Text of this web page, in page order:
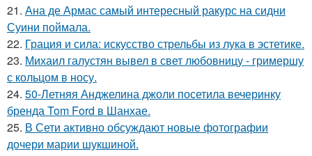
21. Ана де Армас самый интересный ракурс на сидни
Суини поймала.
22. Грация и сила: искусство стрельбы из лука в эстетике.
23. Михаил галустян вывел в свет любовницу - гримершу
с кольцом в носу.
24. 50-Летняя Анджелина джоли посетила вечеринку
бренда Tom Ford в Шанхае.
25. В Сети активно обсуждают новые фотографии
дочери марии шукшиной.